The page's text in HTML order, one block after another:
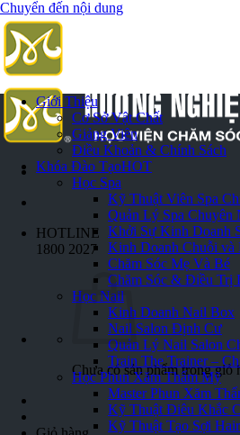
Chuyển đến nội dung
HOTLINE
1800 2027
Chưa có sản phẩm trong giỏ
Giới Thiệu
Cơ Sở Vật Chất
Giảng Viên
Điều Khoản & Chính Sách
Khóa Đào TạoHOT
Học Spa
Kỹ Thuật Viên Spa
Quản Lý Spa Chuyên
Khởi Sự Kinh Doanh
Kinh Doanh Chuỗi và
Chăm Sóc Mẹ Và Bé
Chăm Sóc & Điều Trị
Học Nail
Kinh Doanh Nail Box
Nail Salon Định Cư
Quản Lý Nail Salon
Train The Trainer –
Học Phun Xăm Thẩm Mỹ
Master Phun Xăm
Kỹ Thuật Điêu Khắc
Kỹ Thuật Tạo Sợi